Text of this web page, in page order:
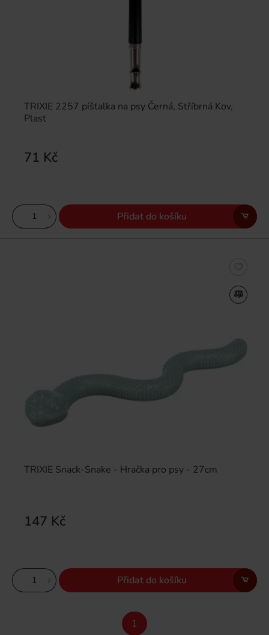
TRIXIE 2257 píšťalka na psy Černá, Stříbrná Kov,
Plast
71 Kč
Přidat do košíku
TRIXIE Snack-Snake - Hračka pro psy - 27cm
147 Kč
Přidat do košíku
1